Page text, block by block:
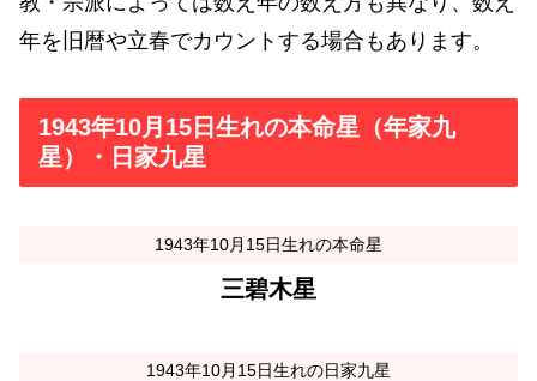
年を旧暦や立春でカウントする場合もあります。
1943年10月15日生れの本命星（年家九
星）・日家九星
1943年10月15日生れの本命星
三碧木星
1943年10月15日生れの日家九星